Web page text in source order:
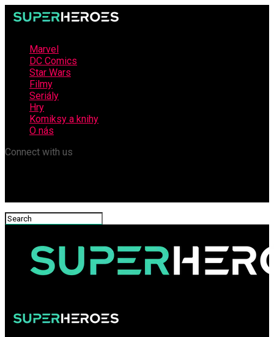
Marvel
DC Comics
Star Wars
Filmy
Seriály
Hry
Komiksy a knihy
O nás
Connect with us